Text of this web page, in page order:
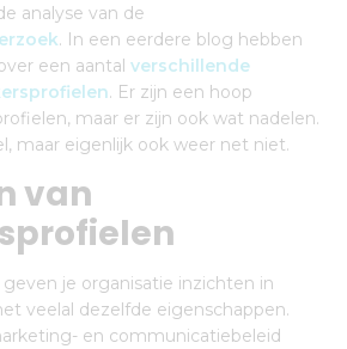
analyse van de
. In een eerdere blog hebben
een aantal verschillende
. Er zijn een hoop
maar er zijn ook wat nadelen.
maar eigenlijk ook weer net niet.
van
je organisatie inzichten in
veelal dezelfde eigenschappen.
en communicatiebeleid